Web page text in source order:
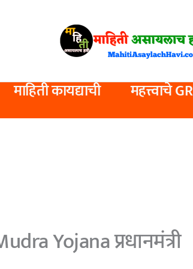
माहिती कायद्याची महत्त्वाचे GR
Yojana प्रधानमंत्री